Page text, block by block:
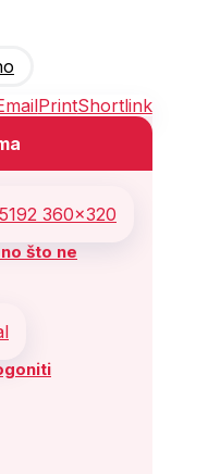
PrintShortlink
što ne